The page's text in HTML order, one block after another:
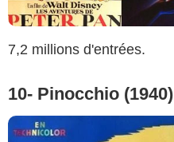
7,2 millions d'entrées.
10- Pinocchio (1940)